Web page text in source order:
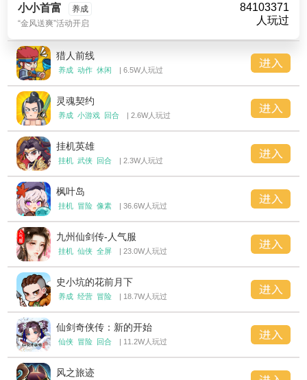
小小首富
养成
“金风送爽”活动开启
84103371
人玩过
猎人前线
养成 动作 休闲 | 6.5W人玩过
灵魂契约
养成 小游戏 回合 | 2.6W人玩过
挂机英雄
挂机 武侠 回合 | 2.3W人玩过
枫叶岛
挂机 冒险 像素 | 36.6W人玩过
九州仙剑传-人气服
挂机 仙侠 全屏 | 23.0W人玩过
史小坑的花前月下
养成 经营 冒险 | 18.7W人玩过
仙剑奇侠传：新的开始
仙侠 冒险 回合 | 11.2W人玩过
风之旅迹